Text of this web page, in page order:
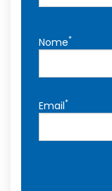
Nome*
Email*